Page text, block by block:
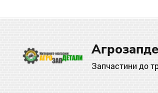
Запчастини до